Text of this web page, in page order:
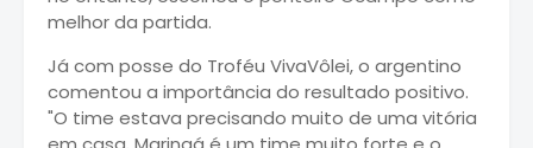
melhor da partida.
Já com posse do Troféu VivaVôlei, o argentino
comentou a importância do resultado positivo.
"O time estava precisando muito de uma vitória